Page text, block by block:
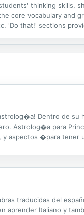
thinking skills,
core vocabulary and
'Do that!' sections
Dentro de su
Astrolog�a para
�para tener
traducidas del
aprender Italiano y